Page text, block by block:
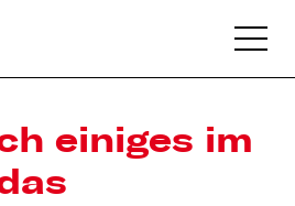
einiges im